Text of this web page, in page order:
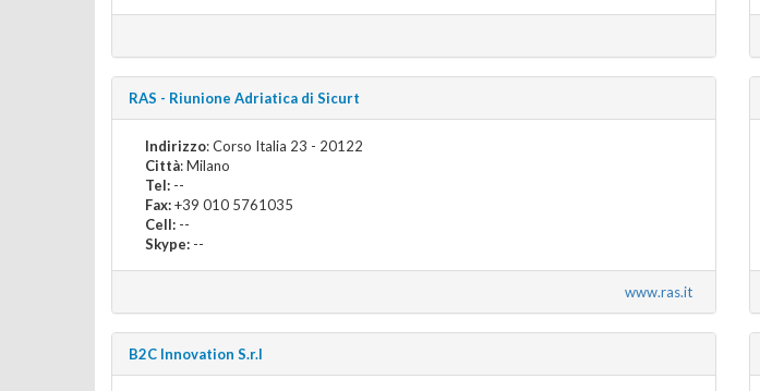
RAS - Riunione Adriatica di Sicurt
Indirizzo: Corso Italia 23 - 20122
Città: Milano
Tel: --
Fax:+39 010 5761035
Cell: --
Skype: --
www.ras.it
B2C Innovation S.r.l